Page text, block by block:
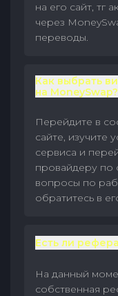
на его сайт, тг
через
переводы.
Как выбрать
на MoneySwap?
Перейдите в
сайте, изучите
сервиса и
провайдеру по
вопросы по
обратитесь в
Есть ли
На данный
собственная